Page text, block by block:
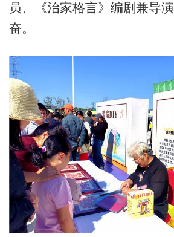
员、《治家格言》编剧兼导
奋。